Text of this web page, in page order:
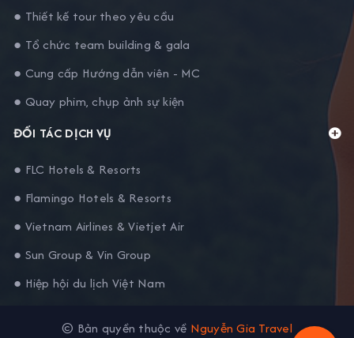
● Thiết kế tour theo yêu cầu
● Tổ chức team building & gala
● Cung cấp Hướng dẫn viên - MC
● Quay phim, chụp ảnh sự kiện
ĐỐI TÁC DỊCH VỤ
● FLC Hotels & Resorts
● Flamingo Hotels & Resorts
● Vietnam Airlines & Vietjet Air
● Sun Group & Vin Group
● Hiệp hội du lịch Việt Nam
© Bản quyền thuộc về Nguyễn Gia Travel